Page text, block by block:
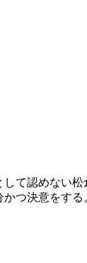
て認めない
つ決意をす